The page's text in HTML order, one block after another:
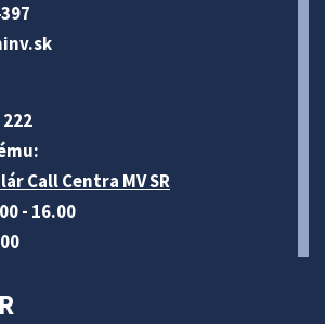
.sk
Call Centra MV SR
- 16.00